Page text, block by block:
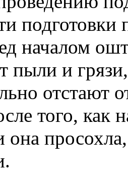
подготовки
началом
пыли и
отстают
того, как
она